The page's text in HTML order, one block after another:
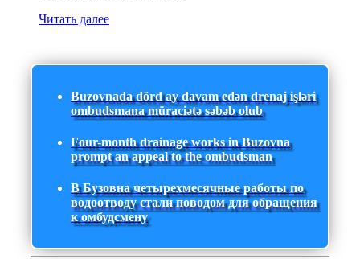
Читать далее
Buzovnada dörd ay davam edən drenaj işləri
ombudsmana müraciətə səbəb olub
Four-month drainage works in Buzovna
prompt an appeal to the ombudsman
В Бузовна четырехмесячные работы по
водоотводу стали поводом для обращения
к омбудсмену